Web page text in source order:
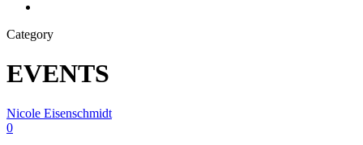
Category
EVENTS
Nicole Eisenschmidt
0